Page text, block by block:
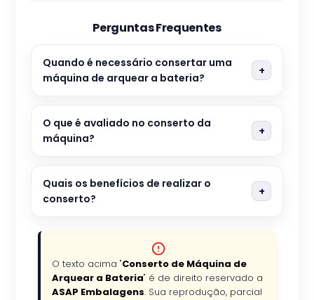
Perguntas Frequentes
Quando é necessário consertar uma
máquina de arquear a bateria?
O que é avaliado no conserto da
máquina?
Quais os benefícios de realizar o
conserto?
O texto acima "Conserto de Máquina de
Arquear a Bateria" é de direito reservado a
ASAP Embalagens. Sua reprodução, parcial